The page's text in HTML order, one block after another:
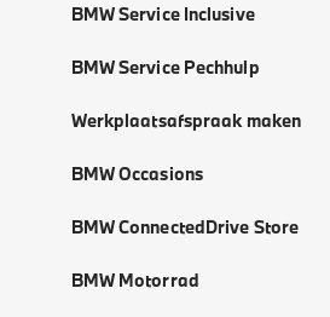
BMW Service Inclusive
BMW Service Pechhulp
Werkplaatsafspraak maken
BMW Occasions
BMW ConnectedDrive Store
BMW Motorrad